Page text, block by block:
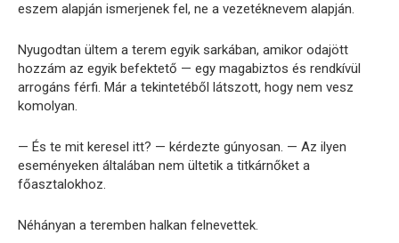
eszem alapján ismerjenek fel, ne a vezetéknevem alapján.
Nyugodtan ültem a terem egyik sarkában, amikor odajött
hozzám az egyik befektető — egy magabiztos és rendkívül
arrogáns férfi. Már a tekintetéből látszott, hogy nem vesz
komolyan.
— És te mit keresel itt? — kérdezte gúnyosan. — Az ilyen
eseményeken általában nem ültetik a titkárnőket a
főasztalokhoz.
Néhányan a teremben halkan felnevettek.